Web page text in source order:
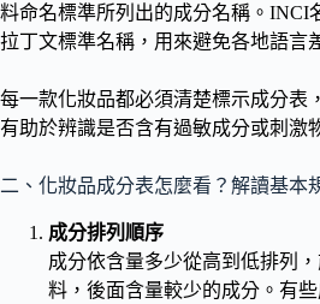
料命名標準所列出的成分名稱。INCI
拉丁文標準名稱，用來避免各地語言
每一款化妝品都必須清楚標示成分表
有助於辨識是否含有過敏成分或刺激
二、化妝品成分表怎麼看？解讀基本
成分排列順序
成分依含量多少從高到低排列
料，後面含量較少的成分。有